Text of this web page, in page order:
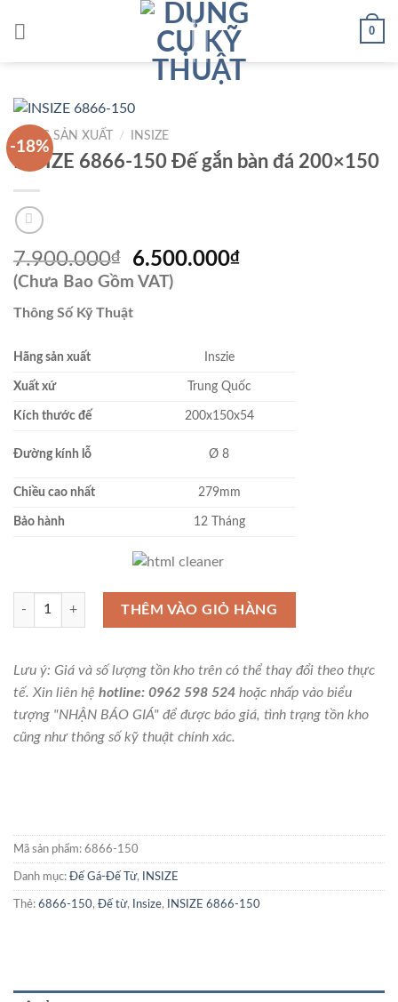
0
-18%
HÃNG SẢN XUẤT / INSIZE
INSIZE 6866-150 Đế gắn bàn đá 200×150
7.900.000₫
Giá
gốc
7.900.000₫.
6.500.000₫Giá
(Chưa Bao Gồm VAT)
Thông Số Kỹ Thuật
Hãng sản xuất Inszie
Xuất xứ Trung Quốc
Kích thước đế 200x150x54
Đường kính lỗ Ø 8
Chiều cao nhất 279mm
Bảo hành 12 Tháng
INSIZE 6866-150 Đế gắn bàn đá 200x150 số lượng
THÊM VÀO GIỎ HÀNG
Lưu ý: Giá và số lượng tồn kho trên có thể thay đổi theo thực
tế. Xin liên hệ hotline: 0962 598 524 hoặc nhấp vào biểu
tượng "NHẬN BÁO GIÁ" để được báo giá, tình trạng tồn kho
cũng như thông số kỹ thuật chính xác.
Mã sản phẩm: 6866-150
Danh mục: Đế Gá-Đế Từ, INSIZE
Thẻ: 6866-150, Đế từ, Insize, INSIZE 6866-150